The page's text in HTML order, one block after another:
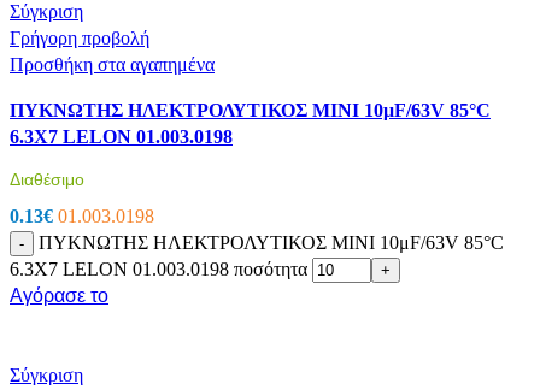
Σύγκριση
Γρήγορη προβολή
Προσθήκη στα αγαπημένα
ΠΥΚΝΩΤΗΣ ΗΛΕΚΤΡΟΛΥΤΙΚΟΣ MINI 10μF/63V 85°C
6.3X7 LELON 01.003.0198
Διαθέσιμο
0.13€ 01.003.0198
-
ΠΥΚΝΩΤΗΣ ΗΛΕΚΤΡΟΛΥΤΙΚΟΣ MINI 10μF/63V 85°C
6.3X7 LELON 01.003.0198 ποσότητα
+
Αγόρασε το
Σύγκριση